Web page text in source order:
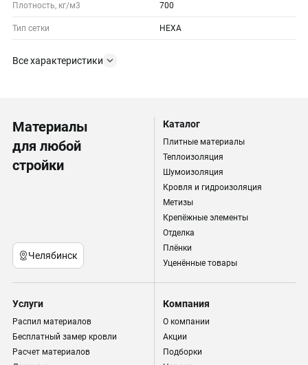
Плотность, кг/м3 700
Тип сетки HEXA
Все характеристики
Материалы
для любой
стройки
Челябинск
Каталог
Плитные материалы
Теплоизоляция
Шумоизоляция
Кровля и гидроизоляция
Метизы
Крепёжные элементы
Отделка
Плёнки
Уценённые товары
Услуги
Распил материалов
Бесплатный замер кровли
Расчет материалов
Компания
О компании
Акции
Подборки